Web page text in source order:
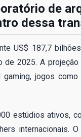
de
dessa
US$ 187,7
2025. A
jogos como
estúdios ativos,
internacionais.